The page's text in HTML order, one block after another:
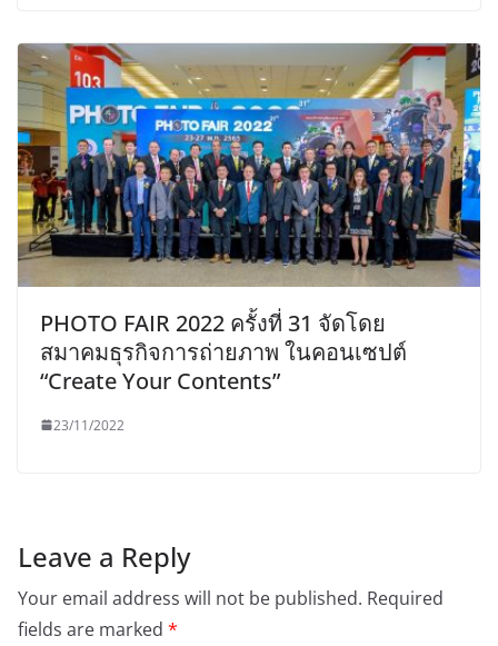
PHOTO FAIR 2022 ครั้งที่ 31 จัดโดย
สมาคมธุรกิจการถ่ายภาพ ในคอนเซปต์
“Create Your Contents”
23/11/2022
Leave a Reply
Your email address will not be published. Required
fields are marked *